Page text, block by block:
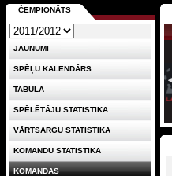
ČEMPIONĀTS
JAUNUMI
SPĒĻU KALENDĀRS
TABULA
SPĒLĒTĀJU STATISTIKA
VĀRTSARGU STATISTIKA
KOMANDU STATISTIKA
KOMANDAS